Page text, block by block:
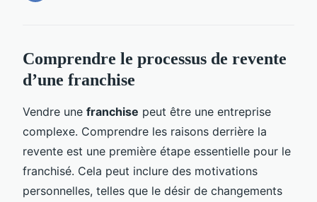
Comprendre le processus de revente
d’une franchise
Vendre une franchise peut être une entreprise
complexe. Comprendre les raisons derrière la
revente est une première étape essentielle pour le
franchisé. Cela peut inclure des motivations
personnelles, telles que le désir de changements